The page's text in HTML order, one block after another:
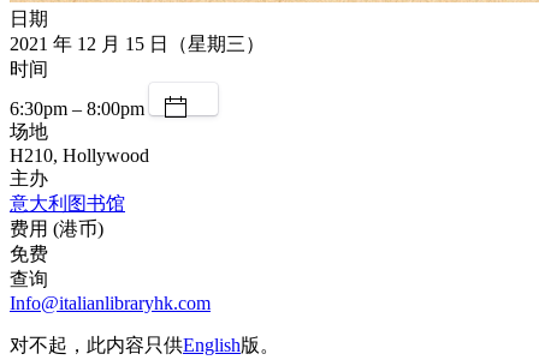
日期
2021 年 12 月 15 日（星期三）
时间
6:30pm – 8:00pm
场地
H210, Hollywood
主办
意大利图书馆
费用 (港币)
免费
查询
Info@italianlibraryhk.com
对不起，此内容只供English版。